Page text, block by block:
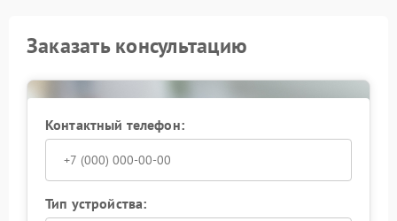
Заказать консультацию
Контактный телефон:
Тип устройства: